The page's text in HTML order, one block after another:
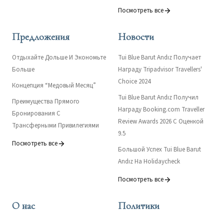
Посмотреть все
Предложения
Отдыхайте Дольше И Экономьте
Больше
Концепция “Медовый Месяц”
Преимущества Прямого
Бронирования С
Трансферными Привилегиями
Посмотреть все
Новости
Tui Blue Barut Andız Получает
Награду Tripadvisor Travellers'
Choice 2024
Tui Blue Barut Andız Получил
Награду Booking.com Traveller
Review Awards 2026 С Оценкой
9.5
Большой Успех Tui Blue Barut
Andız На Holidaycheck
Посмотреть все
О нас Политики